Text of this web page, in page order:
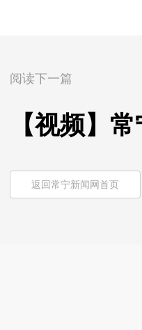
阅读下一篇
【视频】
返回常宁新闻网首页